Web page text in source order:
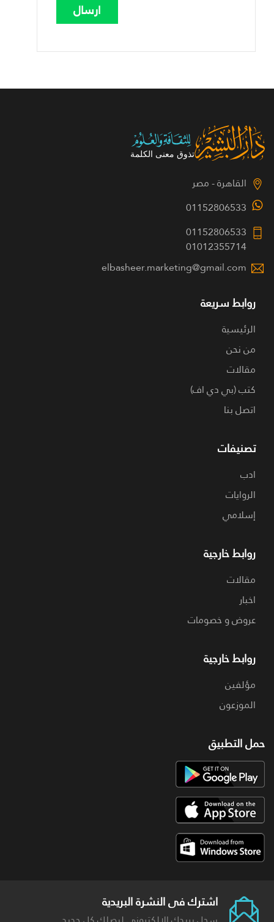
القاهرة - مصر
01152806533
01152806533
01012355714
elbasheer.marketing@gmail.com
روابط سريعة
الرئيسية
من نحن
مقالات
كتب (بي دي اف)
اتصل بنا
تصنيفات
ادب
الروايات
إسلامي
روابط خارجية
مقالات
اخبار
عروض و خصومات
روابط خارجية
مؤلفين
الموزعون
حمل التطبيق
اشترك فى النشرة البريدية